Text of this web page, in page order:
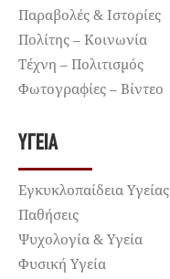
Παραβολές & Ιστορίες
Πολίτης – Κοινωνία
Τέχνη – Πολιτισμός
Φωτογραφίες – Βίντεο
ΥΓΕΊΑ
Εγκυκλοπαίδεια Υγείας
Παθήσεις
Ψυχολογία & Υγεία
Φυσική Υγεία